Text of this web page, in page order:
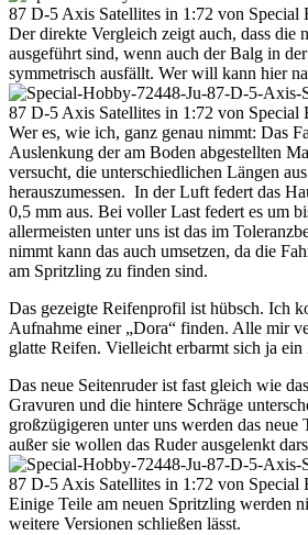
Der direkte Vergleich zeigt auch, dass die
ausgeführt sind, wenn auch der Balg in
symmetrisch ausfällt. Wer will kann hier
Wer es, wie ich, ganz genau nimmt: Das
Auslenkung der am Boden abgestellten
versucht, die unterschiedlichen Längen
herauszumessen. In der Luft federt das
0,5 mm aus. Bei voller Last federt es um
allermeisten unter uns ist das im
nimmt kann das auch umsetzen, da die
am Spritzling zu finden sind.
Das gezeigte Reifenprofil ist hübsch. Ich
Aufnahme einer „Dora“ finden. Alle mir
glatte Reifen. Vielleicht erbarmt sich ja ein
Das neue Seitenruder ist fast gleich wie
Gravuren und die hintere Schräge
großzügigeren unter uns werden das
außer sie wollen das Ruder ausgelenkt
Einige Teile am neuen Spritzling werden
weitere Versionen schließen lässt.